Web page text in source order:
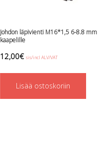
Johdon läpivienti M16*1,5 6-8.8 mm
kaapelille
12,00€ sis/incl ALV/VAT
Lisää ostoskoriin